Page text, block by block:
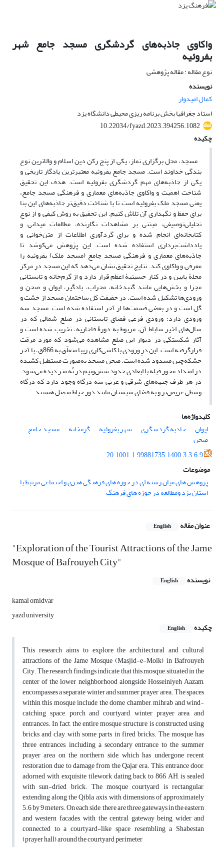
واکاوی جاذبه‌های گردشگری مسجد جامع شهر
بفروئیه
نوع مقاله : مقاله پژوهشی
نویسنده
کمال امیدوار
استاد جغرافیا بخش برنامه ریزی محیطی دانشگاه یزد
10.22034/fyazd.2023.394256.1082
چکیده
مسجد، محل برگزاری نماز، یکی از پنج رکن دین اسلام و والاترین نوع
بندگی خداوند است. مسجد جامع بفروئیه معتبرترین یادگار تاریخی و
یکی از جاذبه‌های مهم گردشگری بفروئیه است. هدف این تحقیق
شناخت اهمیت و واکاوی جاذبه‌های معماری و فرهنگی مسجد جامع،
یعنی مسجد ملک بفروئیه است تا با شناخت دقیق‌تر جاذبه‌های این بنا
برای حفظ و نگهداری آن تلاش کنیم. این تحقیق به روش کیفی و از نوع
تحلیلی‌توصیفی، مبتنی بر مشاهدات نگارنده، مطالعات میدانی و
کتابخانه‌ای انجام‌ شده و برای گردآوری اطلاعات از متن‌خوانی و
یادداشت‌برداری استفاده‌ شده است. این پژوهش می‌کوشد تا
جاذبه‌های معماری و فرهنگی مسجد جامع (مسجد ملک) بفروئیه را
معرفی و واکاوی کند. نتایج تحقیق نشان می‌دهد که این مسجد در مرکز
محلۀ پایین و در کنار حسینیۀ اعظم قرار دارد و از گرم‌خانه و تابستانی
مجزا و بخش‌هایی مانند گنبدخانه، محراب، بادگیر، ایوان و صحن و
ورودی‌ها تشکیل شده است. در حقیقت کل ساختمان مسجد از خشت و
گل است و در بعضی قسمت‌ها از آجر استفاده ‌شده است. مسجد سه
ورودی دارد؛ ورودی فرعی فضای تابستانی در ضلع شمالی که در
سال‌های اخیر ساباط آن، مربوط به دورۀ قاجاریه، تخریب ‌شده است و
آثار شکستگی در دیوار این ضلع مشاهده می‌شود که مورد مرمّت
قرارگرفته است. این درِ ورودی با کاشی‌کاری زیبا متعلّق به 866ق، با آجر
خشکه‌چین مسدود شده است. صحن مسجد به‌صورت مستطیل کشیده
در امتداد محور قبله با ابعادی حدود شش‌ونیم در نُه متر دیده می‌شود.
در هر طرف جبهه‌های شرقی و غربی سه درگاه وجود دارد که درگاه
وسطی عریض‌تر و به فضای شبستان مانند دور حیاط متصل هستند
کلیدواژه‌ها
ایوان
جاذبه گردشگری شهر بفروئیه گرمخانه مسجد جامع
صحن
20.1001.1.99881735.1400.3.3.6.9
موضوعات
پژوهش های میان رشته ای در حوزه های فرهنگی هنری و اجتماعی مرتبط با
استان یزد ومطالعه در حوزه های فرهنگ
عنوان مقاله English
"Exploration of the Tourist Attractions of the Jame
Mosque of Bafrouyeh City"
نویسنده English
kamal omidvar
yazd university
چکیده
English
This research aims to explore the architectural and cultural
attractions of the Jame Mosque (Masjid-e-Molk) in Bafrouyeh
City. The research findings indicate that this mosque, situated in the
center of the lower neighborhood alongside Hosseiniyeh Aazam,
encompasses a separate winter and summer prayer area. The spaces
within this mosque include the dome chamber, mihrab and wind-
catching space, porch and courtyard, winter prayer area, and
entrances. In fact, the entire mosque structure is constructed using
bricks and clay, with some parts in fired bricks. The mosque has
three entrances, including a secondary entrance to the summer
prayer area on the northern side, which has undergone recent
restoration due to damage from the Qajar era. This entrance door,
adorned with exquisite tilework dating back to 866 AH, is sealed
with sun-dried brick. The mosque courtyard is rectangular,
extending along the Qibla axis, with dimensions of approximately
5.6 by 9 meters. On each side, there are three gateways in the eastern
and western facades, with the central gateway being wider and
connected to a courtyard-like space resembling a Shabestan
(prayer hall) around the courtyard perimeter